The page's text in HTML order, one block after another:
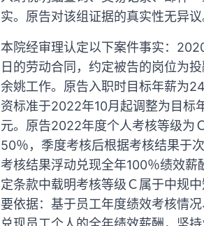
实。原告对该组证据的真实性无异
本院经审理认定以下案件事实：
日的劳动合同，约定被告的岗位为
余姚工作。原告入职时目标年薪为
资标准于2022年10月起调整为目
元。原告2022年度个人考核等级为
50％，季度考核后根据考核结果于
考核结果浮动兑现全年100％绩效
定条款中载明考核等级Ｃ属于中规
要依据：基于员工年度绩效考核情